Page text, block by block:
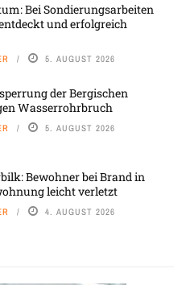
Bei Sondierungsarbeiten
und erfolgreich
5. AUGUST 2026
der Bergischen
Wasserrohrbruch
5. AUGUST 2026
Bewohner bei Brand in
leicht verletzt
4. AUGUST 2026